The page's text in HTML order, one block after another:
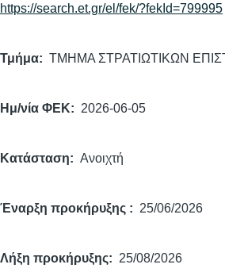
https://search.et.gr/el/fek/?fekId=799995
Τμήμα ΤΜΗΜΑ ΣΤΡΑΤΙΩΤΙΚΩΝ
Ημ/νία ΦΕΚ 2026-06-05
Κατάσταση Ανοιχτή
Έναρξη προκήρυξης 25/06/2026
Λήξη προκήρυξης 25/08/2026